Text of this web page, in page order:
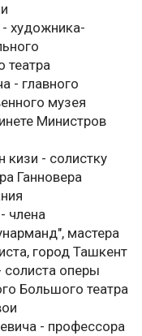
- художника-
театра
- главного
музея
Министров
кизи - солистку
Ганновера
члена
мастера
город Ташкент
оперы
Большого театра
- профессора